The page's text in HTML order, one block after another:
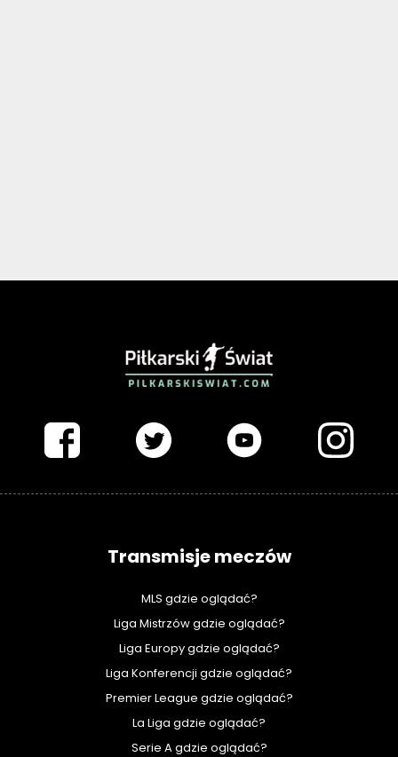
Transmisje meczów
MLS gdzie oglądać?
Liga Mistrzów gdzie oglądać?
Liga Europy gdzie oglądać?
Liga Konferencji gdzie oglądać?
Premier League gdzie oglądać?
La Liga gdzie oglądać?
Serie A gdzie oglądać?